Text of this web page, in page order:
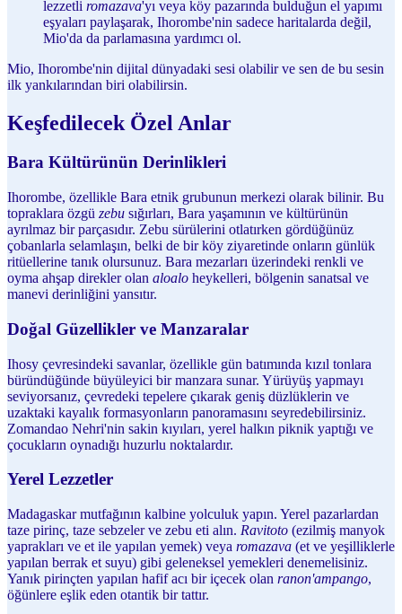
lezzetli romazava'yı veya köy pazarında bulduğun el yapımı
eşyaları paylaşarak, Ihorombe'nin sadece haritalarda değil,
Mio'da da parlamasına yardımcı ol.
Mio, Ihorombe'nin dijital dünyadaki sesi olabilir ve sen de bu sesin
ilk yankılarından biri olabilirsin.
Keşfedilecek Özel Anlar
Bara Kültürünün Derinlikleri
Ihorombe, özellikle Bara etnik grubunun merkezi olarak bilinir. Bu
topraklara özgü zebu sığırları, Bara yaşamının ve kültürünün
ayrılmaz bir parçasıdır. Zebu sürülerini otlatırken gördüğünüz
çobanlarla selamlaşın, belki de bir köy ziyaretinde onların günlük
ritüellerine tanık olursunuz. Bara mezarları üzerindeki renkli ve
oyma ahşap direkler olan aloalo heykelleri, bölgenin sanatsal ve
manevi derinliğini yansıtır.
Doğal Güzellikler ve Manzaralar
Ihosy çevresindeki savanlar, özellikle gün batımında kızıl tonlara
büründüğünde büyüleyici bir manzara sunar. Yürüyüş yapmayı
seviyorsanız, çevredeki tepelere çıkarak geniş düzlüklerin ve
uzaktaki kayalık formasyonların panoramasını seyredebilirsiniz.
Zomandao Nehri'nin sakin kıyıları, yerel halkın piknik yaptığı ve
çocukların oynadığı huzurlu noktalardır.
Yerel Lezzetler
Madagaskar mutfağının kalbine yolculuk yapın. Yerel pazarlardan
taze pirinç, taze sebzeler ve zebu eti alın. Ravitoto (ezilmiş manyok
yaprakları ve et ile yapılan yemek) veya romazava (et ve yeşilliklerle
yapılan berrak et suyu) gibi geleneksel yemekleri denemelisiniz.
Yanık pirinçten yapılan hafif acı bir içecek olan ranon'ampango,
öğünlere eşlik eden otantik bir tattır.